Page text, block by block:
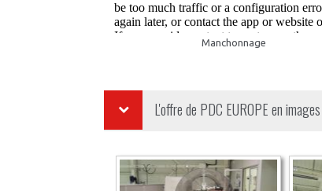
Manchonnage
L'offre de PDC EUROPEen images